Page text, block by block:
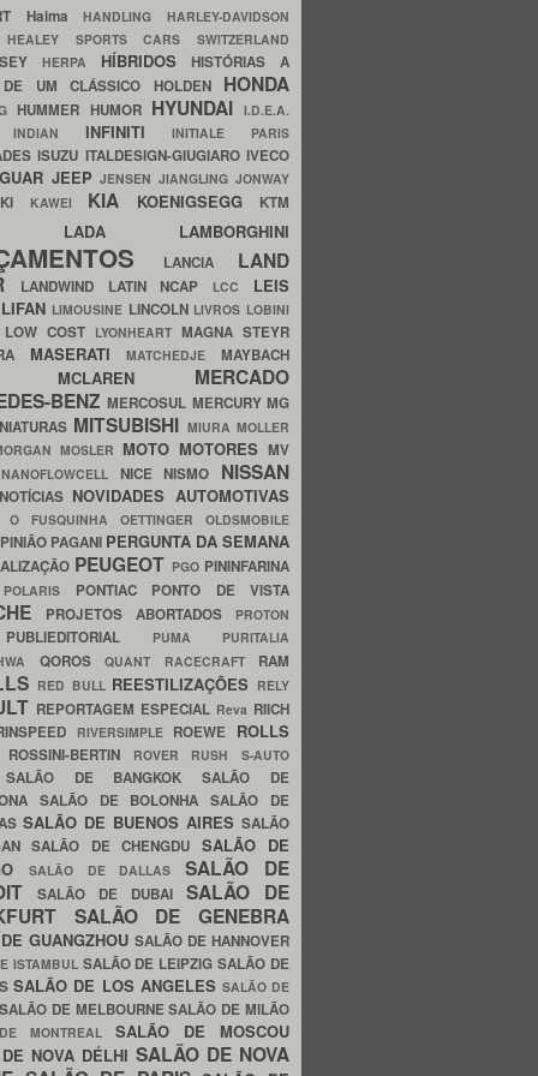
HaimaHANDLINGHARLEY-DAVIDSON
HEALEY SPORTS CARS SWITZERLAND
HERPA HÍBRIDOSHISTÓRIAS A
DE UM CLÁSSICO HOLDEN HONDA
HUMMER HUMOR HYUNDAI I.D.E.A.
INDIAN INFINITIINITIALE PARIS
ISUZU ITALDESIGN-GIUGIAROIVECO
JEEPJENSENJIANGLINGJONWAY
KAWEI KIA KOENIGSEGG KTM
LADA LAMBORGHINI
LANCIA LAND
LANDWIND LATIN NCAP LCC LEIS
LIFAN LIMOUSINE LINCOLN LIVROS LOBINI
LOW COST LYONHEART MAGNA STEYR
MASERATIMATCHEDJEMAYBACH
MCLAREN MERCADO
BENZMERCOSUL MERCURYMG
MITSUBISHI MIURA MOLLER
MOSLER MOTO MOTORES MV
NANOFLOWCELL NICENISMO NISSAN
NOVIDADES AUTOMOTIVAS
O FUSQUINHA OETTINGER OLDSMOBILE
PAGANI PERGUNTA DA SEMANA
PEUGEOT PGO PININFARINA
POLARIS PONTIAC PONTO DE VISTA
PROJETOS ABORTADOS PROTON
PUBLIEDITORIAL PUMA PURITALIA
QOROS QUANT RACECRAFT RAM
RED BULL REESTILIZAÇÕES RELY
REPORTAGEM ESPECIAL Reva RIICH
RIVERSIMPLE ROEWE ROLLS
ROSSINI-BERTIN ROVER RUSH S-AUTO
SALÃO DE BANGKOKSALÃO DE
SALÃO DE BOLONHASALÃO DE
SALÃO DE BUENOS AIRES SALÃO
SALÃO DE CHENGDU SALÃO DE
SALÃO DE DALLASSALÃO DE
SALÃO DE DUBAI SALÃO DE
SALÃO DE GENEBRA
GUANGZHOU SALÃO DE HANNOVER
ISTAMBUL SALÃO DE LEIPZIGSALÃO DE
SALÃO DE LOS ANGELES SALÃO DE
DE MELBOURNESALÃO DE MILÃO
MONTREAL SALÃO DE MOSCOU
NOVA DÉLHI SALÃO DE NOVA